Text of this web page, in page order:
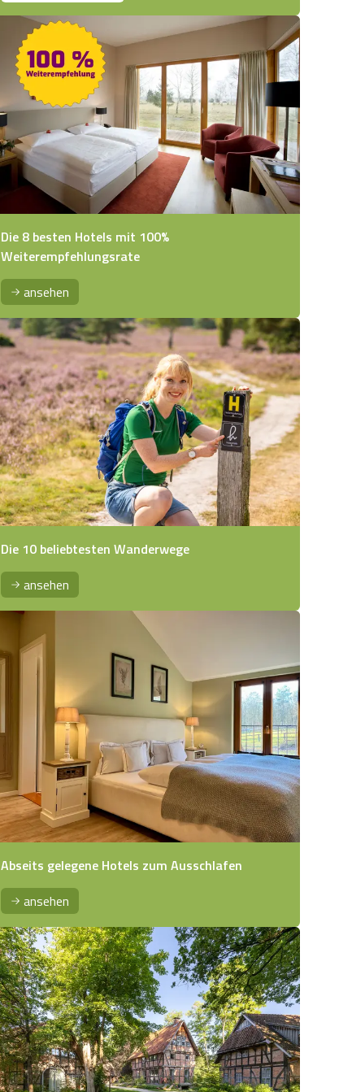
Die 8 besten Hotels mit 100%
Weiterempfehlungsrate
ansehen
Die 10 beliebtesten Wanderwege
ansehen
Abseits gelegene Hotels zum Ausschlafen
ansehen